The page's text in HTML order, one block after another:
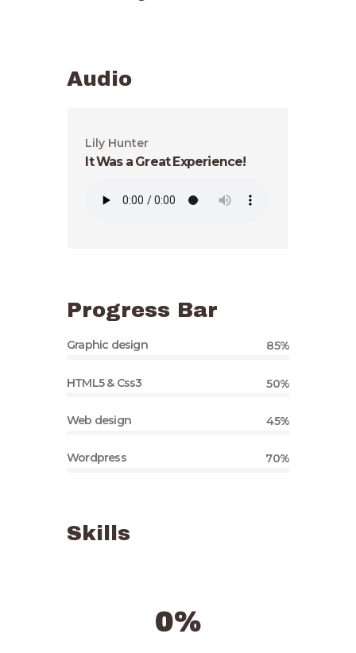
Audio
Lily Hunter
It Was a Great Experience!
Progress Bar
Graphic design 85%
HTML5 & Css3 50%
Web design 45%
Wordpress 70%
Skills
0%